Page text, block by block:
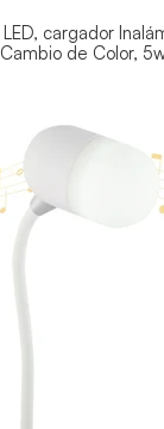
cargador
de Color,